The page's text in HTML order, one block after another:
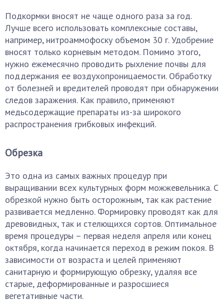
Подкормки вносят не чаще одного раза за год.
Лучше всего использовать комплексные составы,
например, нитроаммофоску объемом 30 г. Удобрение
вносят только корневым методом. Помимо этого,
нужно ежемесячно проводить рыхление почвы для
поддержания ее воздухопроницаемости. Обработку
от болезней и вредителей проводят при обнаружении
следов заражения. Как правило, применяют
медьсодержащие препараты из-за широкого
распространения грибковых инфекций.
Обрезка
Это одна из самых важных процедур при
выращивании всех культурных форм можжевельника. С
обрезкой нужно быть осторожным, так как растение
развивается медленно. Формировку проводят как для
древовидных, так и стелющихся сортов. Оптимальное
время процедуры – первая неделя апреля или конец
октября, когда начинается переход в режим покоя. В
зависимости от возраста и целей применяют
санитарную и формирующую обрезку, удаляя все
старые, деформированные и разросшиеся
вегетативные части.